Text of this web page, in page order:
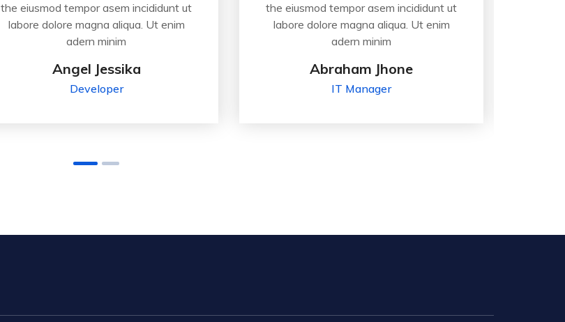
the eiusmod tempor asem incididunt ut
labore dolore magna aliqua. Ut enim
adern minim
Angel Jessika
Developer
the eiusmod tempor asem incididunt ut
labore dolore magna aliqua. Ut enim
adern minim
Abraham Jhone
IT Manager